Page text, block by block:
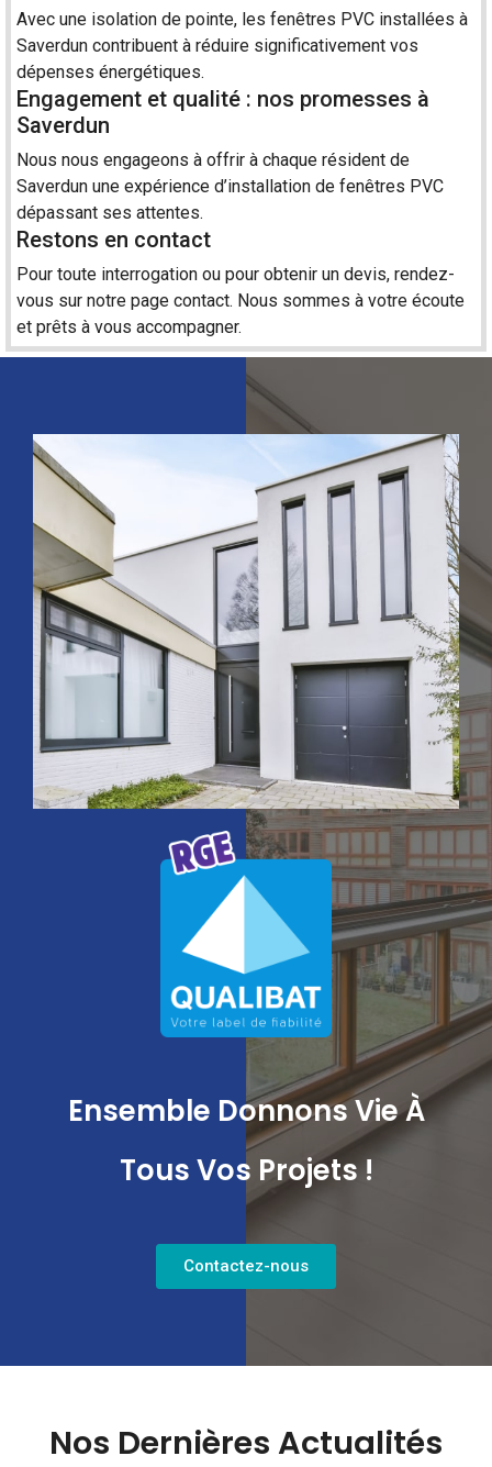
Avec une isolation de pointe, les fenêtres PVC installées à
Saverdun contribuent à réduire significativement vos
dépenses énergétiques.
Engagement et qualité : nos promesses à
Saverdun
Nous nous engageons à offrir à chaque résident de
Saverdun une expérience d’installation de fenêtres PVC
dépassant ses attentes.
Restons en contact
Pour toute interrogation ou pour obtenir un devis, rendez-
vous sur notre page contact. Nous sommes à votre écoute
et prêts à vous accompagner.
Ensemble Donnons Vie À
Tous Vos Projets !
Contactez-nous
Nos Dernières Actualités